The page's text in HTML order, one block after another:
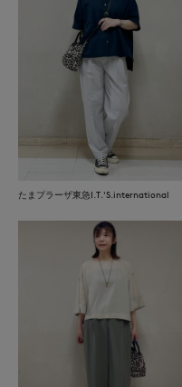
たまプラーザ東急I.T.'S.international